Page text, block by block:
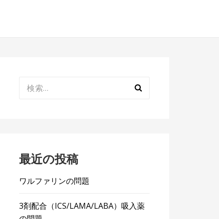
索:
最近の投稿
ワルファリンの問題
3剤配合（ICS/LAMA/LABA）吸入薬